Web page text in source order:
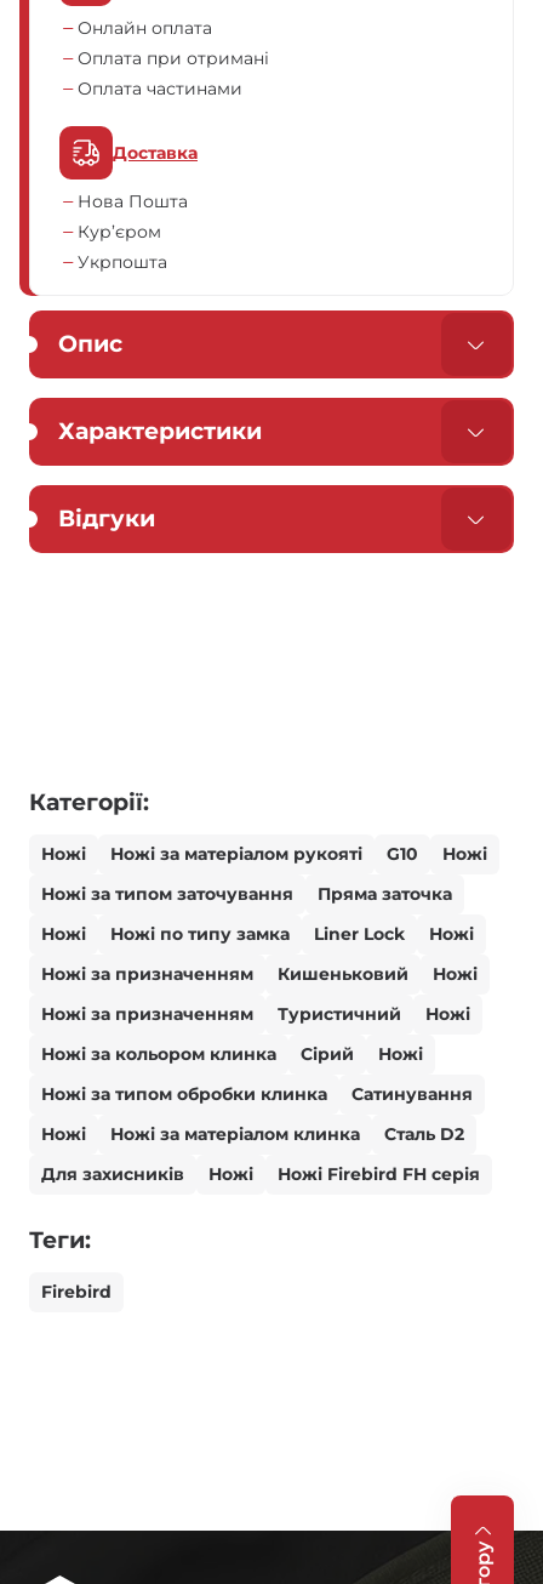
Онлайн оплата
Оплата при отримані
Оплата частинами
Доставка
Нова Пошта
Кур’єром
Укрпошта
Опис
Характеристики
Відгуки
Категорії:
Ножі Ножі за матеріалом рукояті G10
Ножі
Ножі за типом заточування
Пряма заточка
Ножі
Ножі по типу замка Liner Lock
Ножі
Ножі за призначенням
Кишеньковий
Ножі
Ножі за призначенням
Туристичний
Ножі
Ножі за кольором клинка
Сірий
Ножі
Ножі за типом обробки клинка
Сатинування
Ножі
Ножі за матеріалом клинка
Сталь D2
Для захисників
Ножі Ножі Firebird FH серія
Теги:
Firebird